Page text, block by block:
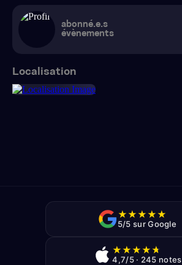
abonné.e.s
évènements
Localisation
★★★★★
5/5 sur Google
★★★★★
4,7/5 · 245 notes